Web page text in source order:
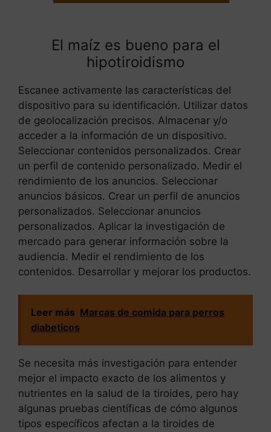
El maíz es bueno para el
hipotiroidismo
Escanee activamente las características del
dispositivo para su identificación. Utilizar datos
de geolocalización precisos. Almacenar y/o
acceder a la información de un dispositivo.
Seleccionar contenidos personalizados. Crear
un perfil de contenido personalizado. Medir el
rendimiento de los anuncios. Seleccionar
anuncios básicos. Crear un perfil de anuncios
personalizados. Seleccionar anuncios
personalizados. Aplicar la investigación de
mercado para generar información sobre la
audiencia. Medir el rendimiento de los
contenidos. Desarrollar y mejorar los productos.
Leer más Marcas de comida para perros
diabeticos
Se necesita más investigación para entender
mejor el impacto exacto de los alimentos y
nutrientes en la salud de la tiroides, pero hay
algunas pruebas científicas de cómo algunos
tipos específicos afectan a la tiroides de